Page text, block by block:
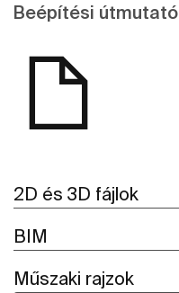
Beépítési útmutató
2D és 3D fájlok
BIM
Műszaki rajzok